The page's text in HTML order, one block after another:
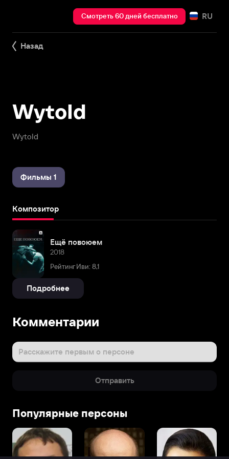
Смотреть 60 дней бесплатно RU
Назад
Wytold
Wytold
Фильмы 1
Композитор
Ещё повоюем
2018
Рейтинг Иви: 8,1
Подробнее
Комментарии
Расскажите первым о персоне
Отправить
Популярные персоны